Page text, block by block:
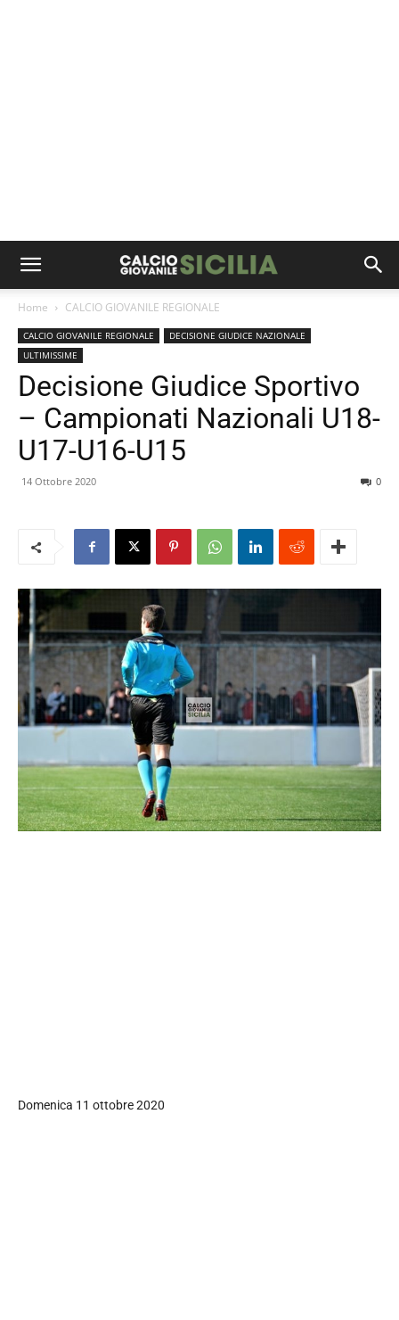
Home CALCIO GIOVANILE REGIONALE
CALCIO GIOVANILE REGIONALE
DECISIONE GIUDICE NAZIONALE
ULTIMISSIME
Decisione Giudice Sportivo
– Campionati Nazionali U18-
U17-U16-U15
14 Ottobre 2020 0
Domenica 11 ottobre 2020